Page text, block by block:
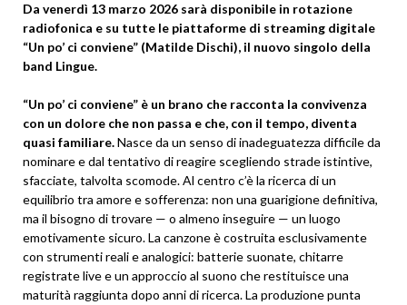
Da venerdì 13 marzo 2026 sarà disponibile in rotazione
radiofonica e su tutte le piattaforme di streaming digitale
“Un po’ ci conviene” (Matilde Dischi), il nuovo singolo della
band Lingue.
“Un po’ ci conviene” è un brano che racconta la convivenza
con un dolore che non passa e che, con il tempo, diventa
quasi familiare.Nasce da un senso di inadeguatezza difficile da
nominare e dal tentativo di reagire scegliendo strade istintive,
sfacciate, talvolta scomode. Al centro c’è la ricerca di un
equilibrio tra amore e sofferenza: non una guarigione definitiva,
ma il bisogno di trovare — o almeno inseguire — un luogo
emotivamente sicuro. La canzone è costruita esclusivamente
con strumenti reali e analogici: batterie suonate, chitarre
registrate live e un approccio al suono che restituisce una
maturità raggiunta dopo anni di ricerca. La produzione punta